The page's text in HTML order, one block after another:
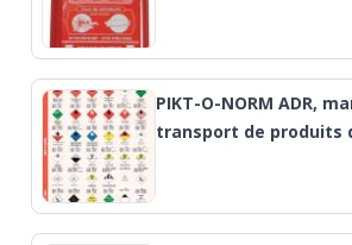
PIKT-O-NORM ADR,
transport de produits